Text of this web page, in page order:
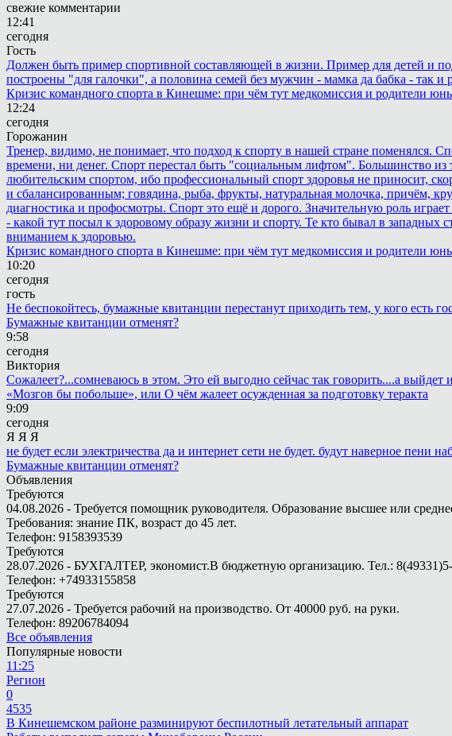
свежие комментарии
12:41
сегодня
Гость
Должен быть пример спортивной составляющей в жизни. Пример для детей и
построены "для галочки", а половина семей без мужчин - мамка да бабка - так и
Кризис командного спорта в Кинешме: при чём тут медкомиссия и родители
12:24
сегодня
Горожанин
Тренер, видимо, не понимает, что подход к спорту в нашей стране поменялся.
времени, ни денег. Спорт перестал быть "социальным лифтом". Большинство из
любительским спортом, ибо профессиональный спорт здоровья не приносит,
и сбалансированным; говядина, рыба, фрукты, натуральная молочка, причём,
диагностика и профосмотры. Спорт это ещё и дорого. Значительную роль
- какой тут посыл к здоровому образу жизни и спорту. Те кто бывал в
вниманием к здоровью.
Кризис командного спорта в Кинешме: при чём тут медкомиссия и родители
10:20
сегодня
гость
Не беспокойтесь, бумажные квитанции перестанут приходить тем, у кого есть
Бумажные квитанции отменят?
9:58
сегодня
Виктория
Сожалеет?...сомневаюсь в этом. Это ей выгодно сейчас так говорить....а выйдет
«Мозгов бы побольше», или О чём жалеет осужденная за подготовку теракта
9:09
сегодня
Я Я Я
не будет если электричества да и интернет сети не будет. будут наверное пени
Бумажные квитанции отменят?
Объявления
Требуются
04.08.2026 - Требуется помощник руководителя. Образование высшее или
Требования: знание ПК, возраст до 45 лет.
Телефон: 9158393539
Требуются
28.07.2026 - БУХГАЛТЕР, экономист.В бюджетную организацию. Тел.:
Телефон: +74933155858
Требуются
27.07.2026 - Требуется рабочий на производство. От 40000 руб. на руки.
Телефон: 89206784094
Все объявления
Популярные новости
11:25
Регион
0
4535
В Кинешемском районе разминируют беспилотный летательный аппарат